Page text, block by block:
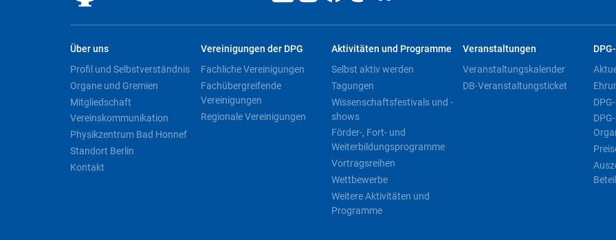
Über uns
Profil und Selbstverständnis
Organe und Gremien
Mitgliedschaft
Vereinskommunikation
Physikzentrum Bad Honnef
Standort Berlin
Kontakt
Vereinigungen der DPG
Fachliche Vereinigungen
Fachübergreifende
Vereinigungen
Regionale Vereinigungen
Aktivitäten und Programme
Selbst aktiv werden
Tagungen
Wissenschaftsfestivals und -
shows
Förder-, Fort- und
Weiterbildungsprogramme
Vortragsreihen
Wettbewerbe
Weitere Aktivitäten und
Programme
Veranstaltungen
Veranstaltungskalender
DB-Veranstaltungsticket